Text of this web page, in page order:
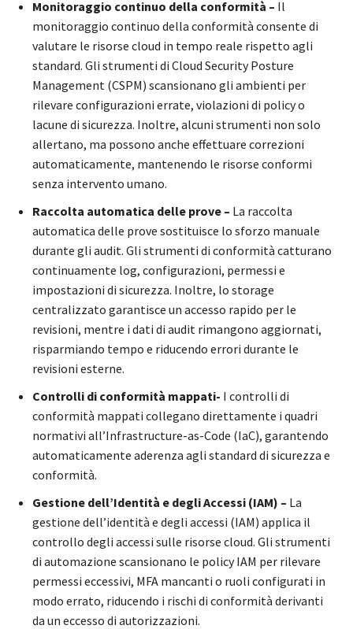
Monitoraggio continuo della conformità – Il
monitoraggio continuo della conformità consente di
valutare le risorse cloud in tempo reale rispetto agli
standard. Gli strumenti di Cloud Security Posture
Management (CSPM) scansionano gli ambienti per
rilevare configurazioni errate, violazioni di policy o
lacune di sicurezza. Inoltre, alcuni strumenti non solo
allertano, ma possono anche effettuare correzioni
automaticamente, mantenendo le risorse conformi
senza intervento umano.
Raccolta automatica delle prove – La raccolta
automatica delle prove sostituisce lo sforzo manuale
durante gli audit. Gli strumenti di conformità catturano
continuamente log, configurazioni, permessi e
impostazioni di sicurezza. Inoltre, lo storage
centralizzato garantisce un accesso rapido per le
revisioni, mentre i dati di audit rimangono aggiornati,
risparmiando tempo e riducendo errori durante le
revisioni esterne.
Controlli di conformità mappati- I controlli di
conformità mappati collegano direttamente i quadri
normativi all’Infrastructure-as-Code (IaC), garantendo
automaticamente aderenza agli standard di sicurezza e
conformità.
Gestione dell’Identità e degli Accessi (IAM) – La
gestione dell’identità e degli accessi (IAM) applica il
controllo degli accessi sulle risorse cloud. Gli strumenti
di automazione scansionano le policy IAM per rilevare
permessi eccessivi, MFA mancanti o ruoli configurati in
modo errato, riducendo i rischi di conformità derivanti
da un eccesso di autorizzazioni.